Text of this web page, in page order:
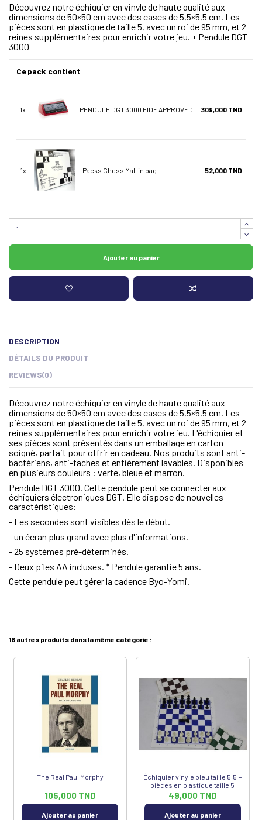
Découvrez notre échiquier en vinyle de haute qualité aux
dimensions de 50×50 cm avec des cases de 5,5×5,5 cm. Les
pièces sont en plastique de taille 5, avec un roi de 95 mm, et 2
reines supplémentaires pour enrichir votre jeu. + Pendule DGT
3000
Ce pack contient
1x PENDULE DGT 3000 FIDE APPROVED 309,000 TND
1x Packs Chess Mall in bag 52,000 TND
Ajouter au panier
DESCRIPTION
DÉTAILS DU PRODUIT
REVIEWS(0)
Découvrez notre échiquier en vinyle de haute qualité aux
dimensions de 50×50 cm avec des cases de 5,5×5,5 cm. Les
pièces sont en plastique de taille 5, avec un roi de 95 mm, et 2
reines supplémentaires pour enrichir votre jeu. L'échiquier et
ses pièces sont présentés dans un emballage en carton
soigné, parfait pour offrir en cadeau. Nos produits sont anti-
bactériens, anti-taches et entièrement lavables. Disponibles
en plusieurs couleurs : verte, bleue et marron.
Pendule DGT 3000. Cette pendule peut se connecter aux
échiquiers électroniques DGT. Elle dispose de nouvelles
caractéristiques:
- Les secondes sont visibles dès le début.
- un écran plus grand avec plus d'informations.
- 25 systèmes pré-déterminés.
- Deux piles AA incluses. * Pendule garantie 5 ans.
Cette pendule peut gérer la cadence Byo-Yomi.
16 autres produits dans la même catégorie :
The Real Paul Morphy
105,000 TND
Ajouter au panier
Échiquier vinyle bleu taille 5,5 +
pièces en plastique taille 5
49,000 TND
Ajouter au panier